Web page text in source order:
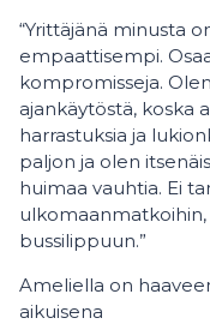
“Yrittäjänä minusta
empaattisempi.
kompromisseja.
ajankäytöstä, koska
harrastuksia ja
paljon ja olen
huimaa vauhtia. Ei
ulkomaanmatkoihin,
bussilippuun.”
Ameliella on
aikuisena